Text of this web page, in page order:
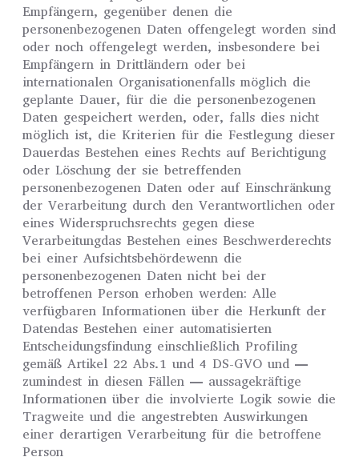
Empfängern, gegenüber denen die
personenbezogenen Daten offengelegt worden sind
oder noch offengelegt werden, insbesondere bei
Empfängern in Drittländern oder bei
internationalen Organisationenfalls möglich die
geplante Dauer, für die die personenbezogenen
Daten gespeichert werden, oder, falls dies nicht
möglich ist, die Kriterien für die Festlegung dieser
Dauerdas Bestehen eines Rechts auf Berichtigung
oder Löschung der sie betreffenden
personenbezogenen Daten oder auf Einschränkung
der Verarbeitung durch den Verantwortlichen oder
eines Widerspruchsrechts gegen diese
Verarbeitungdas Bestehen eines Beschwerderechts
bei einer Aufsichtsbehördewenn die
personenbezogenen Daten nicht bei der
betroffenen Person erhoben werden: Alle
verfügbaren Informationen über die Herkunft der
Datendas Bestehen einer automatisierten
Entscheidungsfindung einschließlich Profiling
gemäß Artikel 22 Abs.1 und 4 DS-GVO und —
zumindest in diesen Fällen — aussagekräftige
Informationen über die involvierte Logik sowie die
Tragweite und die angestrebten Auswirkungen
einer derartigen Verarbeitung für die betroffene
Person